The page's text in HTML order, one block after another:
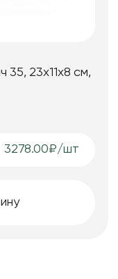
35, 23x11x8 см,
3278.00₽/шт